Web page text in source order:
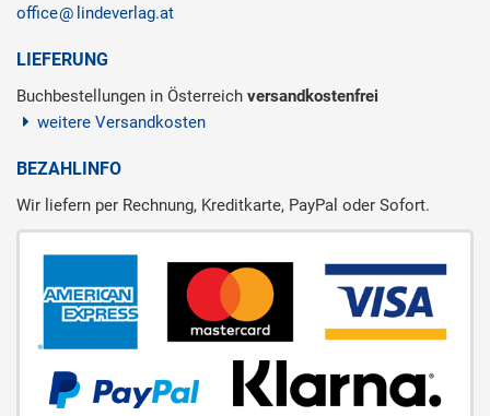
office
lindeverlag.at
LIEFERUNG
Buchbestellungen in Österreich versandkostenfrei
weitere Versandkosten
BEZAHLINFO
Wir liefern per Rechnung, Kreditkarte, PayPal oder Sofort.